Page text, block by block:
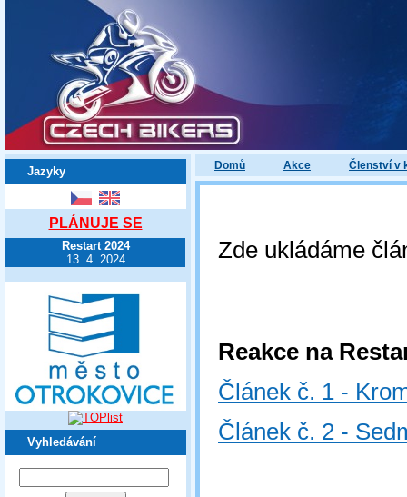
Domů Akce Členství v
Jazyky
PLÁNUJE SE
Restart 2024
13. 4. 2024
Vyhledávání
Zde ukládáme
Reakce na
Článek č. 1 -
Článek č. 2 -